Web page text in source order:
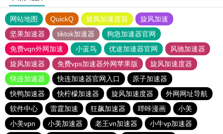
网站地图 QuickQ 旋风加速度器
旋风加速
坚果加速器
tiktok加速器
狗急加速器官网
免费vqn外网加速
小蓝鸟 优途加速器官网
风驰加速器
旋风加速器
免费vps加速器外网苹果版
旋风加速度器
快连加速器
快连加速器官网入口
原子加速器
快鸭加速器
快柠檬加速器 旋风加速度器
外网网址导航
软件中心
雷霆加速 狂飙加速器 哔咔漫画
小美
小美vpn
小美加速器 老王vn加速器
小牛vp加速器